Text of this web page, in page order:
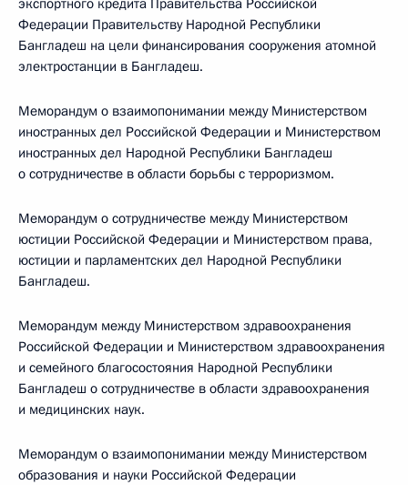
экспортного кредита Правительства Российской
Федерации Правительству Народной Республики
Бангладеш на цели финансирования сооружения атомной
электростанции в Бангладеш.
Меморандум о взаимопонимании между Министерством
иностранных дел Российской Федерации и Министерством
иностранных дел Народной Республики Бангладеш
о сотрудничестве в области борьбы с терроризмом.
Меморандум о сотрудничестве между Министерством
юстиции Российской Федерации и Министерством права,
юстиции и парламентских дел Народной Республики
Бангладеш.
Меморандум между Министерством здравоохранения
Российской Федерации и Министерством здравоохранения
и семейного благосостояния Народной Республики
Бангладеш о сотрудничестве в области здравоохранения
и медицинских наук.
Меморандум о взаимопонимании между Министерством
образования и науки Российской Федерации